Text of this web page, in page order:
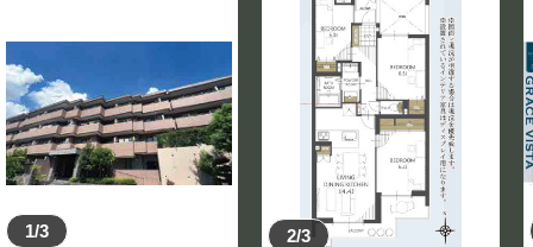
1/3 2/3